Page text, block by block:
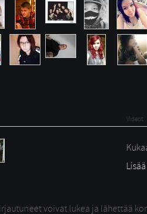
Videot
voivat lukea ja lähettää